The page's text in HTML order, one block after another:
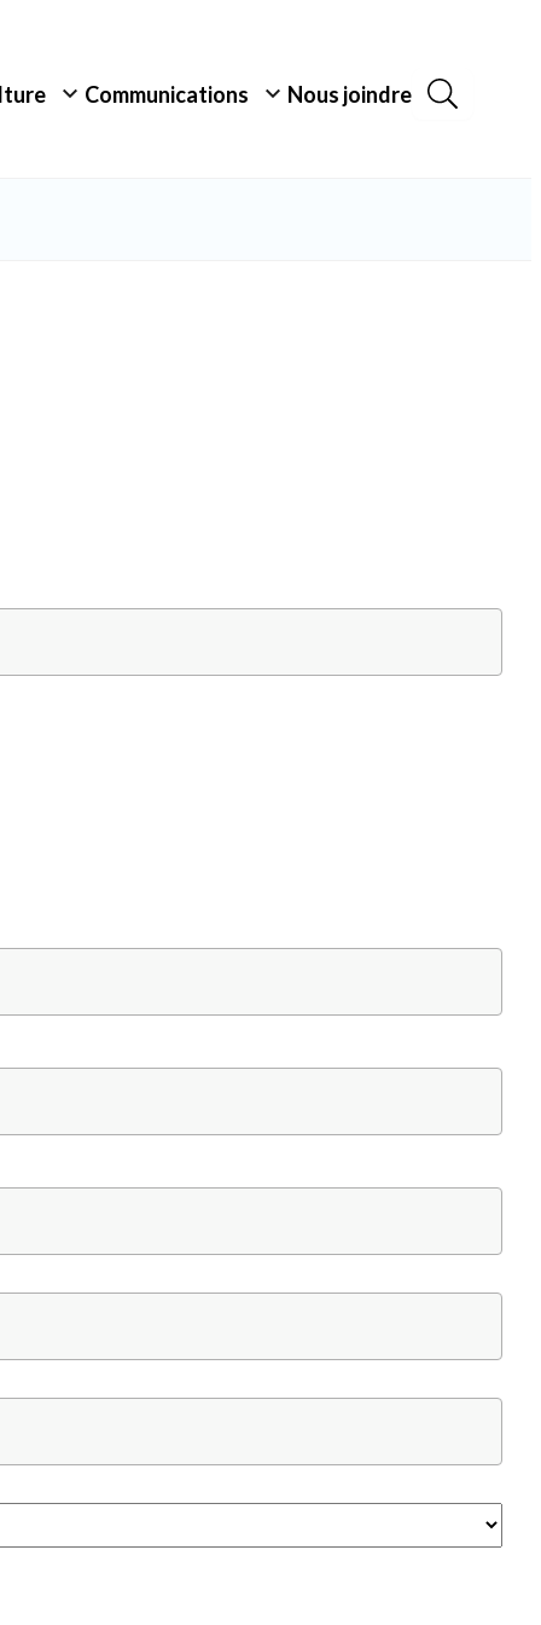
Communications Nous joindre